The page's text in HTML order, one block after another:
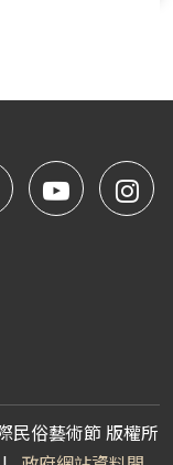
facebook
民俗藝術節 版權所